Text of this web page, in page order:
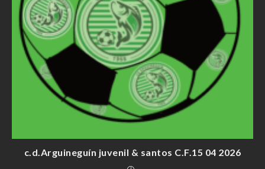
c.d.Arguineguín juvenil & santos C.F.15 04 2026